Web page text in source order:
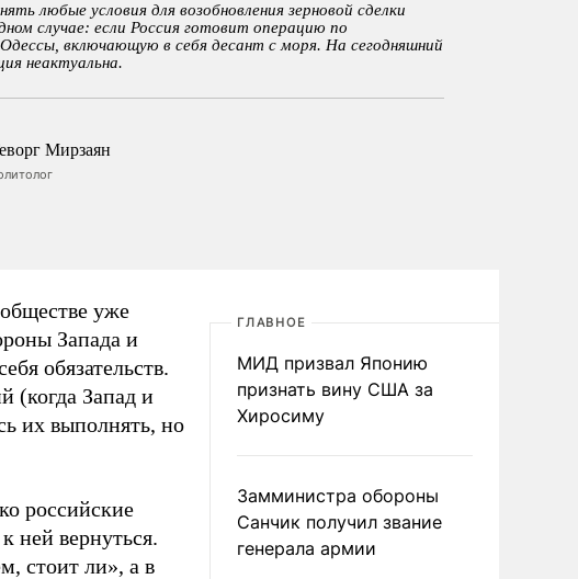
любые условия для возобновления зерновой сделки
случае: если Россия готовит операцию по
включающую в себя десант с моря. На сегодняшний
неактуальна.
Мирзаян
уже
Запада и
обязательств.
(когда Запад и
их выполнять, но
российские
ней вернуться.
стоит ли», а в
ГЛАВНОЕ
МИД призвал Японию
признать вину США за
Хиросиму
Замминистра обороны
Санчик получил звание
генерала армии